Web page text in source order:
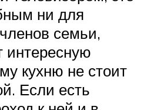
ни для
семьи,
интересную
кухню не стоит
Если есть